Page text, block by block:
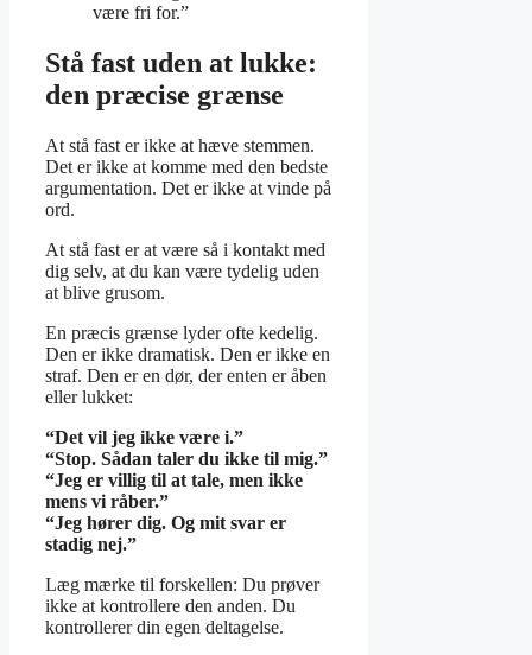
være fri for.”
Stå fast uden at lukke:
den præcise grænse
At stå fast er ikke at hæve stemmen.
Det er ikke at komme med den bedste
argumentation. Det er ikke at vinde på
ord.
At stå fast er at være så i kontakt med
dig selv, at du kan være tydelig uden
at blive grusom.
En præcis grænse lyder ofte kedelig.
Den er ikke dramatisk. Den er ikke en
straf. Den er en dør, der enten er åben
eller lukket:
“Det vil jeg ikke være i.”
“Stop. Sådan taler du ikke til mig.”
“Jeg er villig til at tale, men ikke
mens vi råber.”
“Jeg hører dig. Og mit svar er
stadig nej.”
Læg mærke til forskellen: Du prøver
ikke at kontrollere den anden. Du
kontrollerer din egen deltagelse.